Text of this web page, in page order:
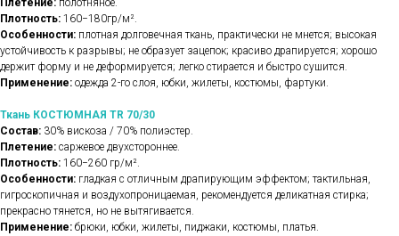
Плетение: полотняное.
Плотность: 160−180гр/м².
Особенности: плотная долговечная ткань, практически не мнется; высокая
устойчивость к разрывы; не образует зацепок; красиво драпируется; хорошо
держит форму и не деформируется; легко стирается и быстро сушится.
Применение: одежда 2-го слоя, юбки, жилеты, костюмы, фартуки.
Ткань КОСТЮМНАЯ TR 70/30
Состав: 30% вискоза / 70% полиэстер.
Плетение: саржевое двухстороннее.
Плотность: 160−260 гр/м².
Особенности: гладкая с отличным драпирующим эффектом; тактильная,
гигроскопичная и воздухопроницаемая, рекомендуется деликатная стирка;
прекрасно тянется, но не вытягивается.
Применение: брюки, юбки, жилеты, пиджаки, костюмы, платья.